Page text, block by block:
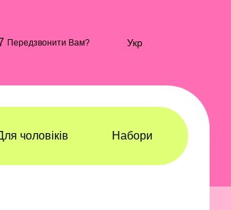
Передзвонити Вам? Укр
чоловіків Набори